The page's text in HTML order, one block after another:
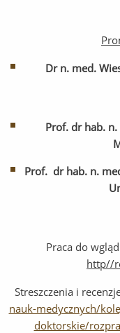
Dr n. med.
Prof. dr hab.
Prof. dr hab. n.
Praca do
http//
Streszczenia i
nauk-medycznych/
doktorskie/